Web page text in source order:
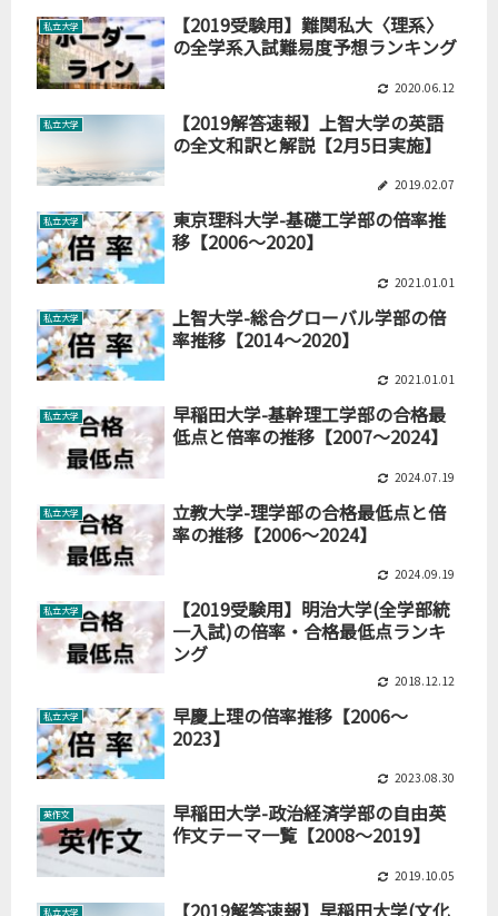
私立大学
【2019受験用】難関私大〈理系〉
の全学系入試難易度予想ランキング
2020.06.12
私立大学
【2019解答速報】上智大学の英語
の全文和訳と解説【2月5日実施】
2019.02.07
私立大学
東京理科大学-基礎工学部の倍率推
移【2006～2020】
2021.01.01
私立大学
上智大学-総合グローバル学部の倍
率推移【2014～2020】
2021.01.01
私立大学
早稲田大学-基幹理工学部の合格最
低点と倍率の推移【2007～2024】
2024.07.19
私立大学
立教大学-理学部の合格最低点と倍
率の推移【2006～2024】
2024.09.19
私立大学
【2019受験用】明治大学(全学部統
一入試)の倍率・合格最低点ランキ
ング
2018.12.12
私立大学
早慶上理の倍率推移【2006～
2023】
2023.08.30
英作文
早稲田大学-政治経済学部の自由英
作文テーマ一覧【2008～2019】
2019.10.05
私立大学 【2019解答速報】早稲田大学(文化